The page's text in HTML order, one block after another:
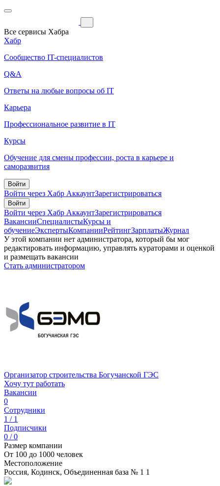
Все сервисы Хабра
Хабр
Сообщество IT-специалистов
Q&A
Ответы на любые вопросы об IT
Карьера
Профессиональное развитие в IT
Курсы
Обучение для смены профессии, роста в карьере и
саморазвития
Войти
Войти через Хабр АккаунтЗарегистрироваться
Войти
Войти через Хабр АккаунтЗарегистрироваться
ВакансииСпециалистыКурсы и
обучениеЭкспертыКомпанииРейтингЗарплатыЖурнал
У этой компании нет администратора, который бы мог
редактировать информацию, управлять кураторами и оценкой
и размещать вакансии
Стать администратором
Организатор строительства Богучанской ГЭС
Хочу тут работать
Вакансии
0
Сотрудники
1 / 1
Подписчики
0 / 0
Размер компании
От 100 до 1000 человек
Местоположение
Россия, Кодинск, Объединенная база № 1 1